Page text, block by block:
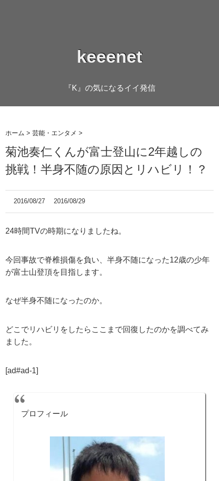
keeenet
『K』の気になるイイ発信
ホーム >芸能・エンタメ >
菊池奏仁くんが富士登山に2年越しの
挑戦！半身不随の原因とリハビリ！？
2016/08/27 2016/08/29
24時間TVの時期になりましたね。
今回事故で脊椎損傷を負い、半身不随になった12歳の少年
が富士山登頂を目指します。
なぜ半身不随になったのか。
どこでリハビリをしたらここまで回復したのかを調べてみ
ました。
[ad#ad-1]
プロフィール